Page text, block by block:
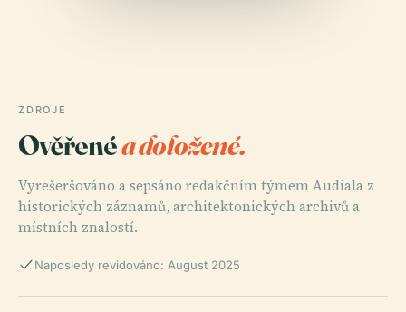
ZDROJE
Ověřenéa doložené.
Vyrešeršováno a sepsáno redakčním týmem Audiala z
historických záznamů, architektonických archivů a
místních znalostí.
Naposledy revidováno: August 2025